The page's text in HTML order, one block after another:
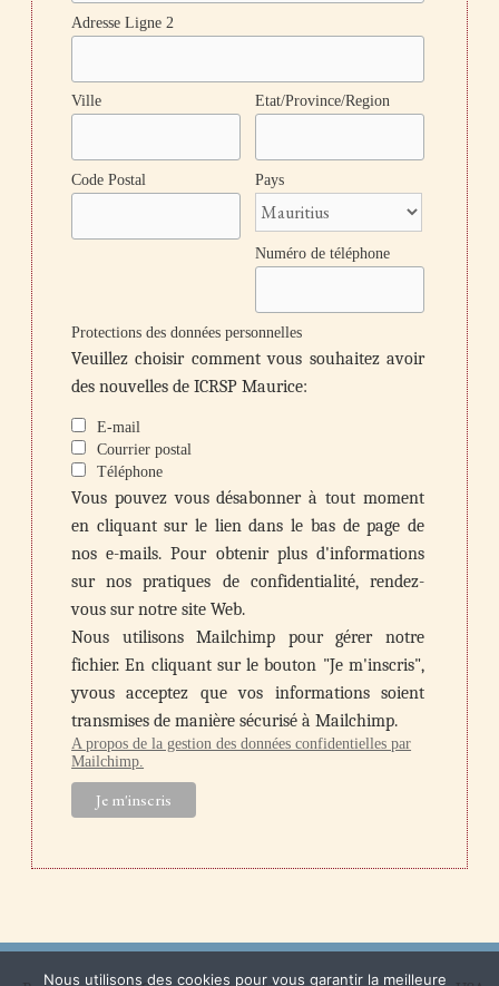
Adresse Ligne 2
Ville Etat/Province/Region
Code Postal Pays
Numéro de téléphone
Protections des données personnelles
Veuillez choisir comment vous souhaitez avoir
des nouvelles de ICRSP Maurice:
E-mail
Courrier postal
Téléphone
Vous pouvez vous désabonner à tout moment
en cliquant sur le lien dans le bas de page de
nos e-mails. Pour obtenir plus d'informations
sur nos pratiques de confidentialité, rendez-
vous sur notre site Web.
Nous utilisons Mailchimp pour gérer notre
fichier. En cliquant sur le bouton "Je m'inscris",
yvous acceptez que vos informations soient
transmises de manière sécurisé à Mailchimp.
A propos de la gestion des données confidentielles par
Mailchimp.
Nous utilisons des cookies pour vous garantir la meilleure